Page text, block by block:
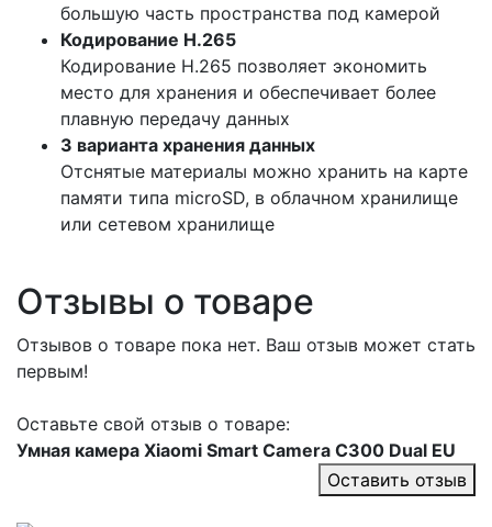
большую часть пространства под камерой
Кодирование H.265
Кодирование H.265 позволяет экономить
место для хранения и обеспечивает более
плавную передачу данных
3 варианта хранения данных
Отснятые материалы можно хранить на карте
памяти типа microSD, в облачном хранилище
или сетевом хранилище
Отзывы о товаре
Отзывов о товаре пока нет. Ваш отзыв может стать
первым!
Оставьте свой отзыв о товаре:
Умная камера Xiaomi Smart Camera C300 Dual EU
Оставить отзыв